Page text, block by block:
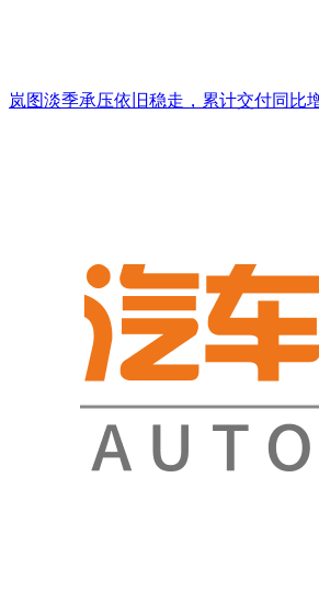
岚图淡季承压依旧稳走，累计交付同比